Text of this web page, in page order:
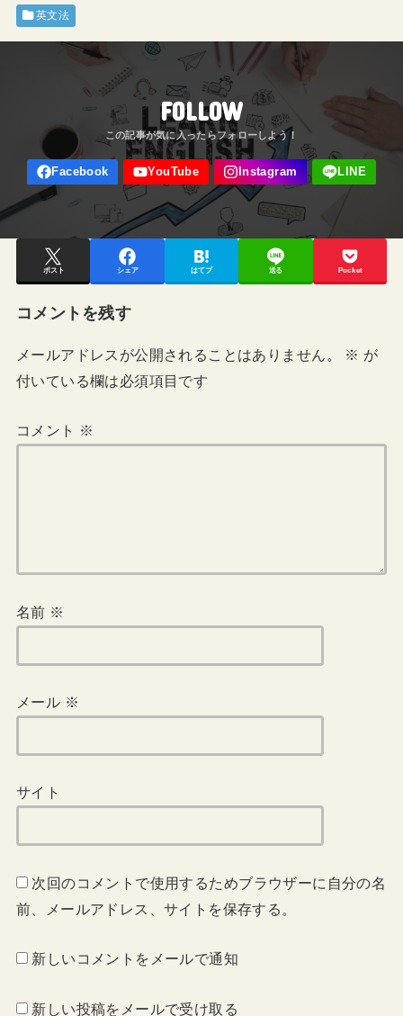
英文法
FOLLOW
ポスト シェア はてブ 送る Pocket
コメントを残す
メールアドレスが公開されることはありません。 ※ が
付いている欄は必須項目です
コメント ※
名前 ※
メール ※
サイト
次回のコメントで使用するためブラウザーに自分の名
前、メールアドレス、サイトを保存する。
新しいコメントをメールで通知
新しい投稿をメールで受け取る